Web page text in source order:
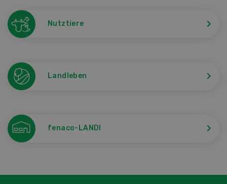
Nutztiere
Landleben
fenaco-LANDI